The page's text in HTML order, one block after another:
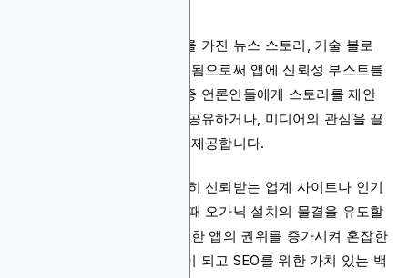
언론 보도는 기존 오디언스를 가진 뉴스 스토리, 기술 블로
그, 또는 리뷰 사이트에 소개됨으로써 앱에 신뢰성 부스트를
제공합니다. 브랜드들은 종종 언론인들에게 스토리를 제안
하거나, 독특한 마일스톤을 공유하거나, 미디어의 관심을 끌
기 위해 독점적인 첫 공개를 제공합니다.
잘 배치된 기사나 리뷰는 특히 신뢰받는 업계 사이트나 인기
있는 기술 매거진에 게시될 때 오가닉 설치의 물결을 유도할
수 있습니다. 언론 보도는 또한 앱의 권위를 증가시켜 혼잡한
시장에서 돋보이는 데 도움이 되고 SEO를 위한 가치 있는 백